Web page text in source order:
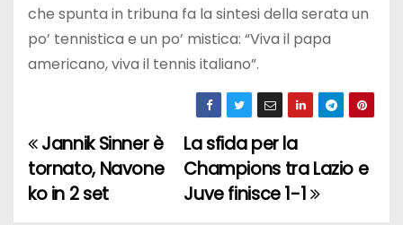
che spunta in tribuna fa la sintesi della serata un
po’ tennistica e un po’ mistica: “Viva il papa
americano, viva il tennis italiano”.
N
a
La sfida per la
Champions tra Lazio e
Juve finisce 1-1
Jannik Sinner è
tornato, Navone
ko in 2 set